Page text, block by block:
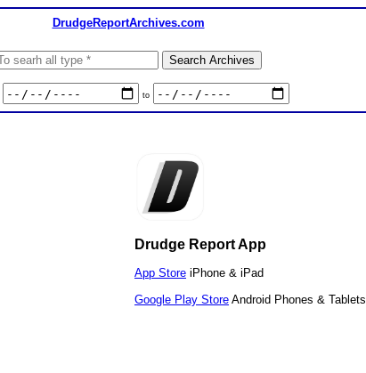
DrudgeReportArchives.com
to
Drudge Report App
App Store iPhone & iPad
Google Play Store Android Phones & Tablets